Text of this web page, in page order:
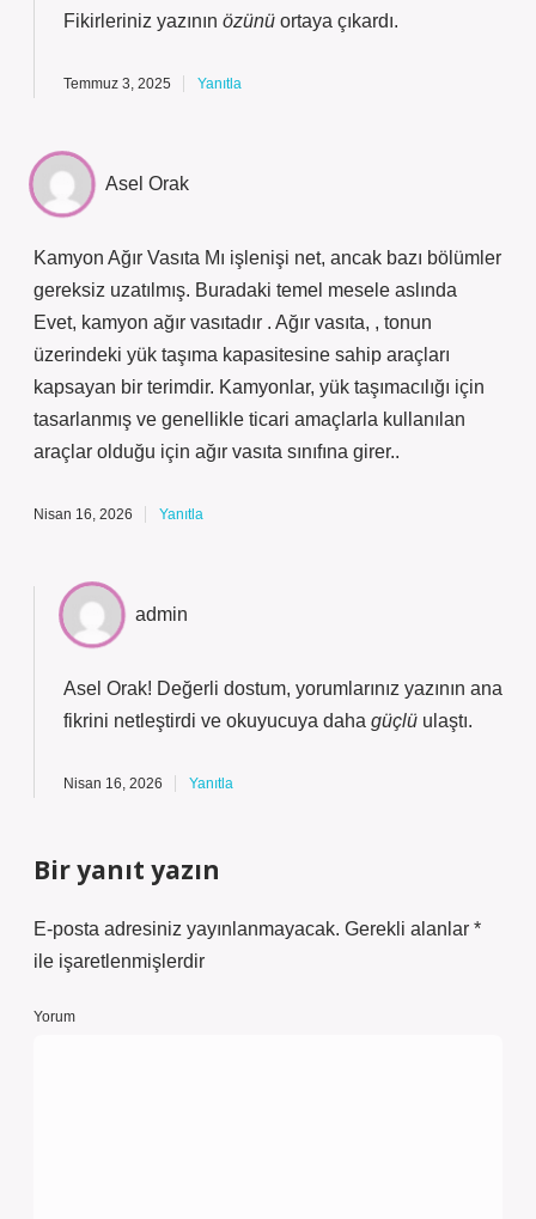
Fikirleriniz yazının özünü ortaya çıkardı.
Temmuz 3, 2025 Yanıtla
Asel Orak
Kamyon Ağır Vasıta Mı işlenişi net, ancak bazı bölümler
gereksiz uzatılmış. Buradaki temel mesele aslında
Evet, kamyon ağır vasıtadır . Ağır vasıta, , tonun
üzerindeki yük taşıma kapasitesine sahip araçları
kapsayan bir terimdir. Kamyonlar, yük taşımacılığı için
tasarlanmış ve genellikle ticari amaçlarla kullanılan
araçlar olduğu için ağır vasıta sınıfına girer..
Nisan 16, 2026 Yanıtla
admin
Asel Orak! Değerli dostum, yorumlarınız yazının ana
fikrini netleştirdi ve okuyucuya daha güçlü ulaştı.
Nisan 16, 2026 Yanıtla
Bir yanıt yazın
E-posta adresiniz yayınlanmayacak. Gerekli alanlar *
ile işaretlenmişlerdir
Yorum